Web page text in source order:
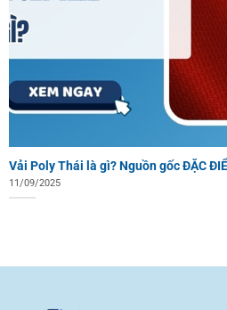
Vải Poly Thái là gì? Nguồn gốc ĐẶC
11/09/2025